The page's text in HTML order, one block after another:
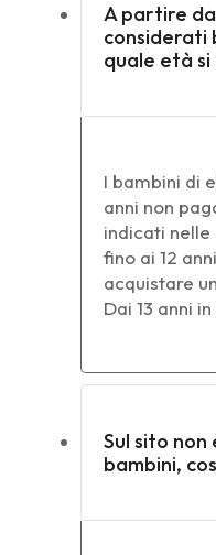
A partire
considerati
quale età
I bambini di
anni non
indicati nelle
fino ai 12
acquistare
Dai 13 anni
Sul sito
bambini,